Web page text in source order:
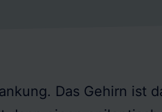
Das Gehirn ist